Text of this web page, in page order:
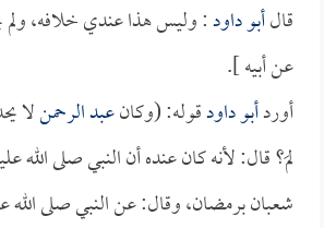
قالأبو داود: وليس هذا عندي خلافه، ولم
عن أبيه ].
أوردأبو داودقوله: (وكانعبد الرحمنلا
لمَ؟ قال: لأنه كان عنده أن النبي صلى
شعبان برمضان، وقال: عن النبي صلى